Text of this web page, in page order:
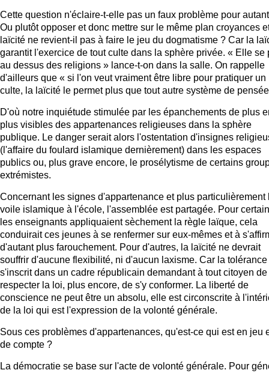
Cette question n'éclaire-t-elle pas un faux problème pour
Ou plutôt opposer et donc mettre sur le même plan croyances
laïcité ne revient-il pas à faire le jeu du dogmatisme ? Car la
garantit l'exercice de tout culte dans la sphère privée. « Elle se
au dessus des religions » lance-t-on dans la salle. On rappelle
d'ailleurs que « si l'on veut vraiment être libre pour pratiquer un
culte, la laïcité le permet plus que tout autre système de
D'où notre inquiétude stimulée par les épanchements de plus
plus visibles des appartenances religieuses dans la sphère
publique. Le danger serait alors l'ostentation d'insignes
(l'affaire du foulard islamique dernièrement) dans les espaces
publics ou, plus grave encore, le prosélytisme de certains
extrémistes.
Concernant les signes d'appartenance et plus particulièrement
voile islamique à l'école, l'assemblée est partagée. Pour
les enseignants appliquaient sèchement la règle laïque, cela
conduirait ces jeunes à se renfermer sur eux-mêmes et à
d'autant plus farouchement. Pour d'autres, la laïcité ne devrait
souffrir d'aucune flexibilité, ni d'aucun laxisme. Car la tolérance
s'inscrit dans un cadre républicain demandant à tout citoyen de
respecter la loi, plus encore, de s'y conformer. La liberté de
conscience ne peut être un absolu, elle est circonscrite à
de la loi qui est l'expression de la volonté générale.
Sous ces problèmes d'appartenances, qu'est-ce qui est en jeu
de compte ?
La démocratie se base sur l'acte de volonté générale. Pour